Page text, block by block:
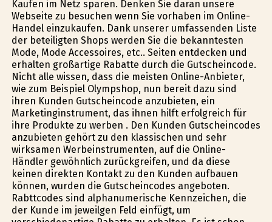
Kaufen im Netz sparen. Denken Sie daran unsere
Webseite zu besuchen wenn Sie vorhaben im Online-
Handel einzukaufen. Dank unserer umfassenden Liste
der beteiligten Shops werden Sie die bekanntesten
Mode, Mode Accessoires, etc.. Seiten entdecken und
erhalten großartige Rabatte durch die Gutscheincode.
Nicht alle wissen, dass die meisten Online-Anbieter,
wie zum Beispiel Olympshop, nun bereit dazu sind
ihren Kunden Gutscheincode anzubieten, ein
Marketinginstrument, das ihnen hilft erfolgreich für
ihre Produkte zu werben . Den Kunden Gutscheincodes
anzubieten gehört zu den klassischen und sehr
wirksamen Werbeinstrumenten, auf die Online-
Händler gewöhnlich zurückgreifen, und da diese
keinen direkten Kontakt zu den Kunden aufbauen
können, wurden die Gutscheincodes angeboten.
Rabttcodes sind alphanumerische Kennzeichen, die
der Kunde im jeweilgen Feld einfügt, um